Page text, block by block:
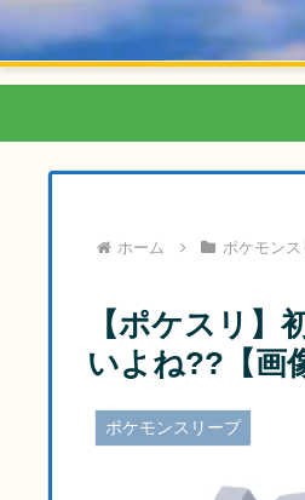
ホーム ポケモンス
【ポケスリ
いよね??【画
ポケモンスリープ